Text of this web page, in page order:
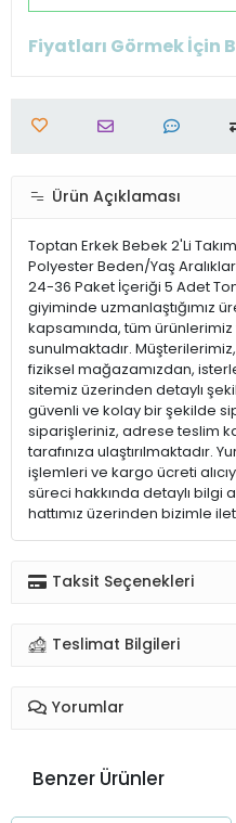
Fiyatları Görmek İçin
Ürün Açıklaması
Toptan Erkek Bebek 2'Li
Polyester Beden/Yaş
24-36 Paket İçeriği 5 Adet
giyiminde uzmanlaştığımız
kapsamında, tüm ürünlerimiz
sunulmaktadır.
fiziksel mağazamızdan,
sitemiz üzerinden detaylı
güvenli ve kolay bir şekilde
siparişleriniz, adrese teslim
tarafınıza ulaştırılmaktadır.
işlemleri ve kargo ücreti
süreci hakkında detaylı bilgi
hattımız üzerinden bizimle
Taksit Seçenekleri
Teslimat Bilgileri
Yorumlar
Benzer Ürünler